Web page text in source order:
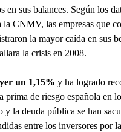
en sus balances. Según los
la CNMV, las empresas que
la mayor caída en sus
la crisis en 2008.
un 1,15% y ha logrado
prima de riesgo española en
y la deuda pública se han
entre los inversores por